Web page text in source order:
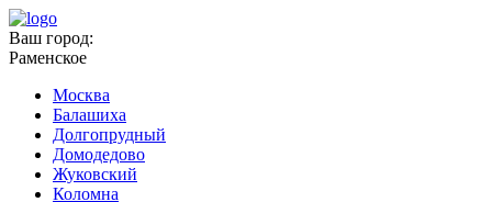
Ваш город:
Раменское
Москва
Балашиха
Долгопрудный
Домодедово
Жуковский
Коломна